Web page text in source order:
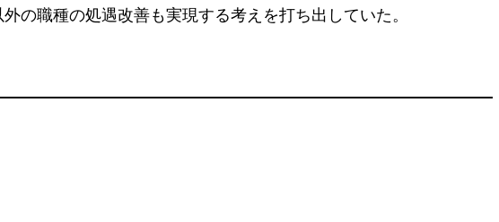
の職種の処遇改善も実現する考えを打ち出していた。